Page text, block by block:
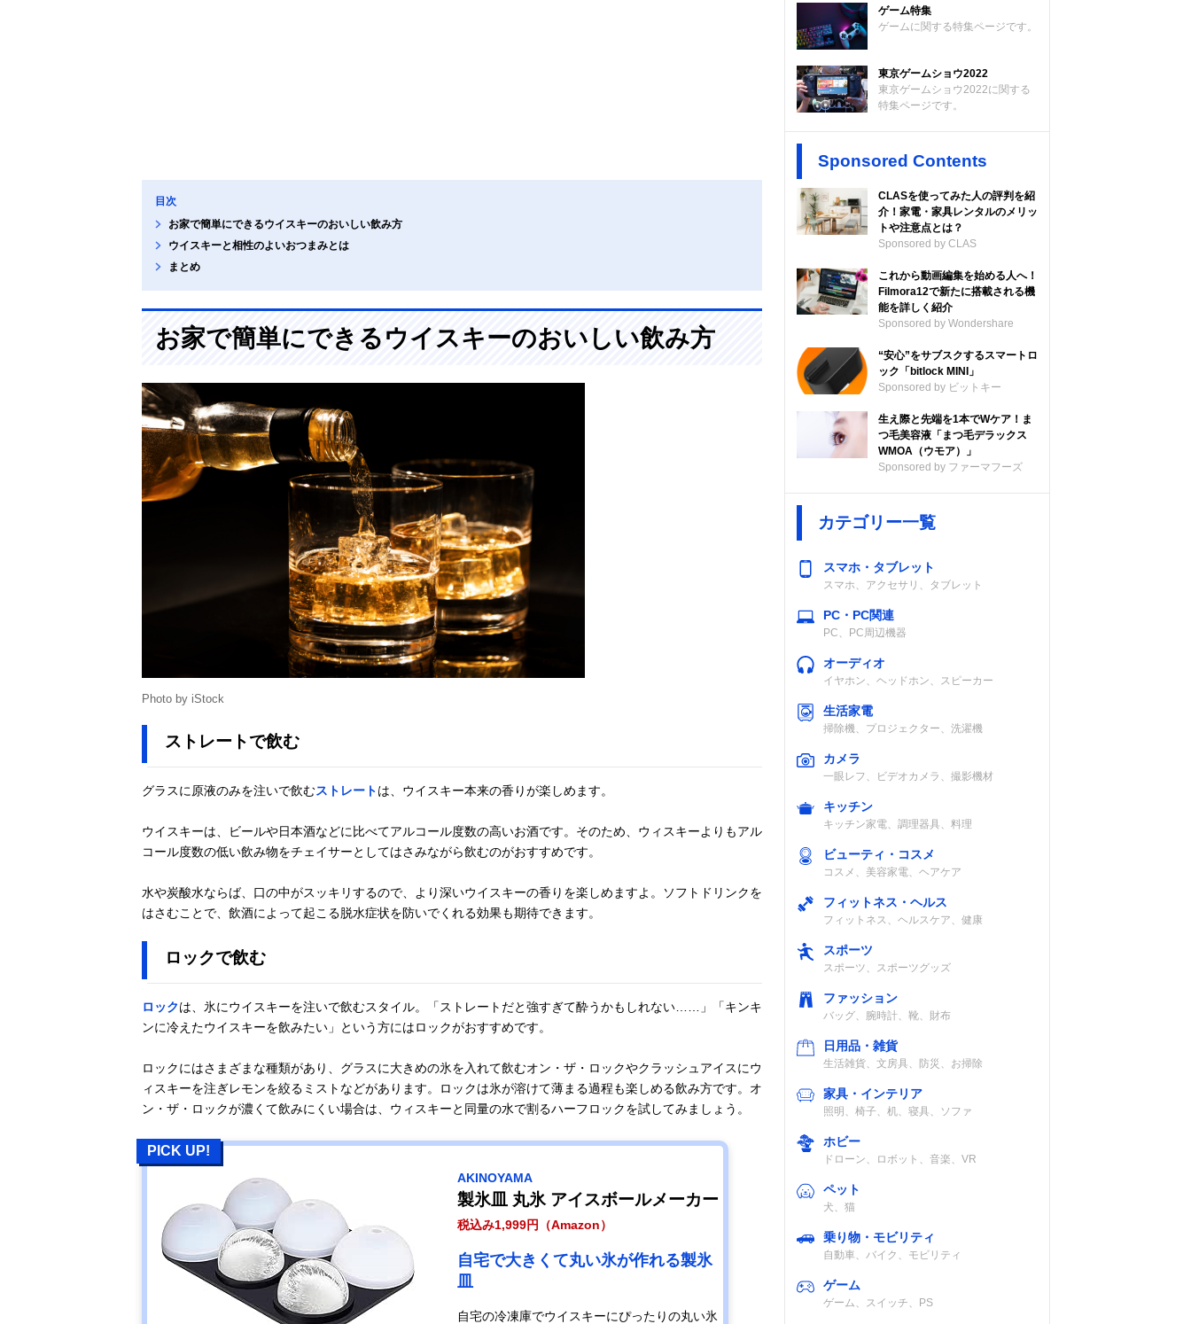
目次
お家で簡単にできるウイスキーのおいしい飲み方
ウイスキーと相性のよいおつまみとは
まとめ
お家で簡単にできるウイスキーのおいしい飲み方
Photo by iStock
ストレートで飲む
グラスに原液のみを注いで飲むストレートは、ウイスキー本来の香りが楽しめます。
ウイスキーは、ビールや日本酒などに比べてアルコール度数の高いお酒です。そのため、ウィスキーよりもアル
コール度数の低い飲み物をチェイサーとしてはさみながら飲むのがおすすめです。
水や炭酸水ならば、口の中がスッキリするので、より深いウイスキーの香りを楽しめますよ。ソフトドリンクを
はさむことで、飲酒によって起こる脱水症状を防いでくれる効果も期待できます。
ロックで飲む
ロックは、氷にウイスキーを注いで飲むスタイル。「ストレートだと強すぎて酔うかもしれない……」「キンキ
ンに冷えたウイスキーを飲みたい」という方にはロックがおすすめです。
ロックにはさまざまな種類があり、グラスに大きめの氷を入れて飲むオン・ザ・ロックやクラッシュアイスにウ
ィスキーを注ぎレモンを絞るミストなどがあります。ロックは氷が溶けて薄まる過程も楽しめる飲み方です。オ
ン・ザ・ロックが濃くて飲みにくい場合は、ウィスキーと同量の水で割るハーフロックを試してみましょう。
PICK UP!
AKINOYAMA
製氷皿 丸氷 アイスボールメーカー
税込み1,999円（Amazon）
自宅で大きくて丸い氷が作れる製氷
皿
自宅の冷凍庫でウイスキーにぴったりの丸い氷
ゲーム特集
ゲームに関する特集ページです。
東京ゲームショウ2022
東京ゲームショウ2022に関する
特集ページです。
Sponsored Contents
CLASを使ってみた人の評判を紹
介！家電・家具レンタルのメリッ
トや注意点とは？
Sponsored by CLAS
これから動画編集を始める人へ！
Filmora12で新たに搭載される機
能を詳しく紹介
Sponsored by Wondershare
“安心”をサブスクするスマートロ
ック「bitlock MINI」
Sponsored by ビットキー
生え際と先端を1本でWケア！ま
つ毛美容液「まつ毛デラックス
WMOA（ウモア）」
Sponsored by ファーマフーズ
カテゴリー一覧
スマホ・タブレット
スマホ、アクセサリ、タブレット
PC・PC関連
PC、PC周辺機器
オーディオ
イヤホン、ヘッドホン、スピーカー
生活家電
掃除機、プロジェクター、洗濯機
カメラ
一眼レフ、ビデオカメラ、撮影機材
キッチン
キッチン家電、調理器具、料理
ビューティ・コスメ
コスメ、美容家電、ヘアケア
フィットネス・ヘルス
フィットネス、ヘルスケア、健康
スポーツ
スポーツ、スポーツグッズ
ファッション
バッグ、腕時計、靴、財布
日用品・雑貨
生活雑貨、文房具、防災、お掃除
家具・インテリア
照明、椅子、机、寝具、ソファ
ホビー
ドローン、ロボット、音楽、VR
ペット
犬、猫
乗り物・モビリティ
自動車、バイク、モビリティ
ゲーム
ゲーム、スイッチ、PS